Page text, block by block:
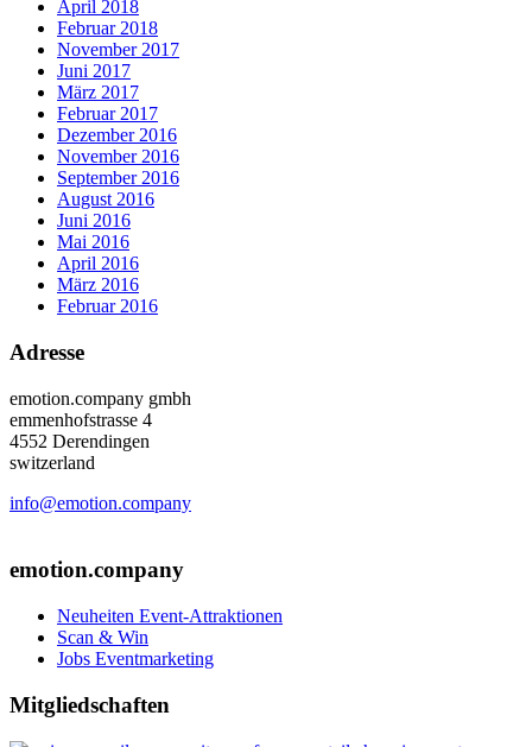
April 2018
Februar 2018
November 2017
Juni 2017
März 2017
Februar 2017
Dezember 2016
November 2016
September 2016
August 2016
Juni 2016
Mai 2016
April 2016
März 2016
Februar 2016
Adresse
emotion.company gmbh
emmenhofstrasse 4
4552 Derendingen
switzerland
info@emotion.company
emotion.company
Neuheiten Event-Attraktionen
Scan & Win
Jobs Eventmarketing
Mitgliedschaften